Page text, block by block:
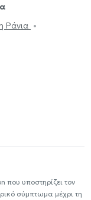
Ράνια
υποστηρίζει τον
σύμπτωμα μέχρι τη